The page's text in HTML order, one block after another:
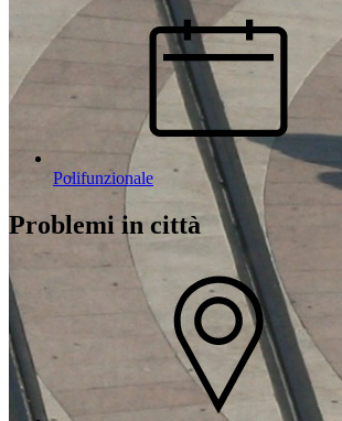
Polifunzionale
Problemi in città